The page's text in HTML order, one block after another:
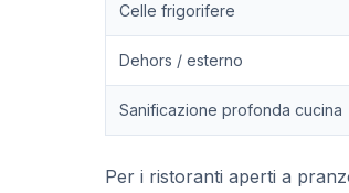
Celle frigorifere
Dehors / esterno
Sanificazione profonda cucina
Per i ristoranti aperti a